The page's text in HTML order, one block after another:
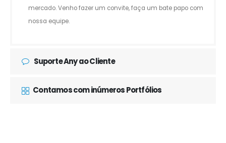
mercado. Venho fazer um convite, faça um bate papo com
nossa equipe.
Suporte Any ao Cliente
Contamos com inúmeros Portfólios